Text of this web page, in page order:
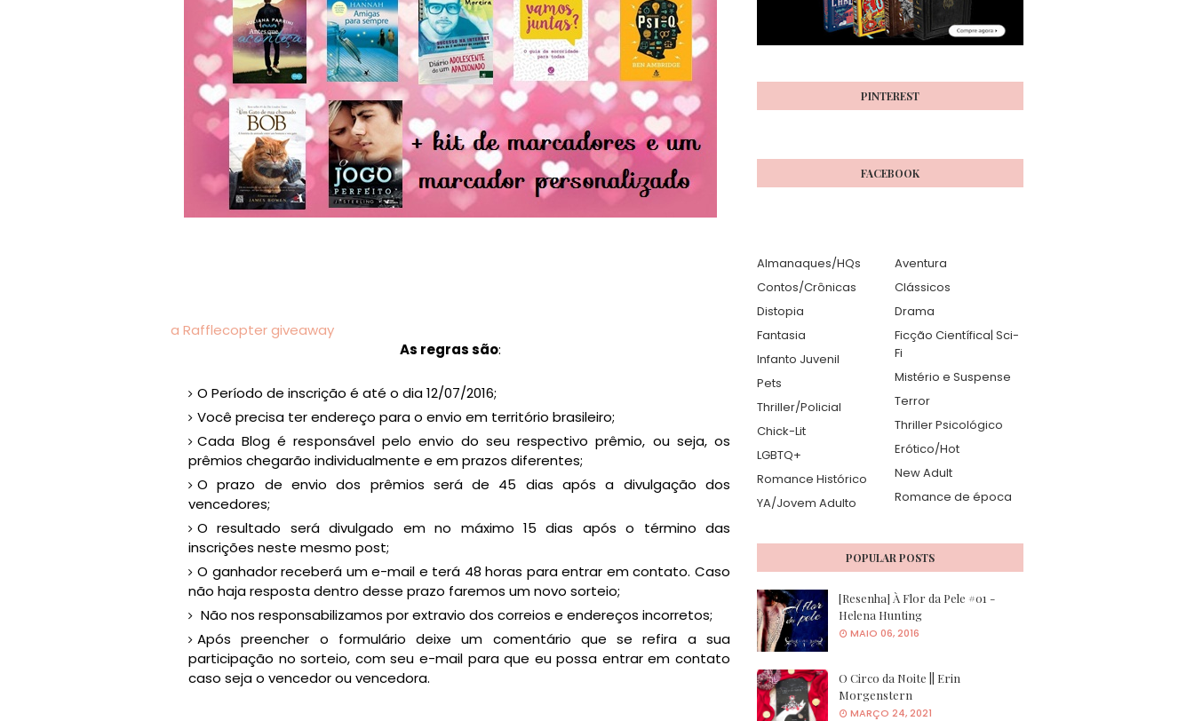
a Rafflecopter giveaway
As regras são:
O Período de inscrição é até o dia 12/07/2016;
Você precisa ter endereço para o envio em território brasileiro;
Cada Blog é responsável pelo envio do seu respectivo prêmio, ou seja, os
prêmios chegarão individualmente e em prazos diferentes;
O prazo de envio dos prêmios será de 45 dias após a divulgação dos
vencedores;
O resultado será divulgado em no máximo 15 dias após o término das
inscrições neste mesmo post;
O ganhador receberá um e-mail e terá 48 horas para entrar em contato. Caso
não haja resposta dentro desse prazo faremos um novo sorteio;
Não nos responsabilizamos por extravio dos correios e endereços incorretos;
Após preencher o formulário deixe um comentário que se refira a sua
participação no sorteio, com seu e-mail para que eu possa entrar em contato
caso seja o vencedor ou vencedora.
PINTEREST
FACEBOOK
Almanaques/HQs
Aventura
Contos/Crônicas
Clássicos
Distopia
Drama
Fantasia
Ficção Científica| Sci-
Fi
Infanto Juvenil
Mistério e Suspense
Pets
Terror
Thriller/Policial
Thriller Psicológico
Chick-Lit
Erótico/Hot
LGBTQ+
New Adult
Romance Histórico
Romance de época
YA/Jovem Adulto
POPULAR POSTS
[Resenha] À Flor da Pele #01 -
Helena Hunting
MAIO 06, 2016
O Circo da Noite || Erin
Morgenstern
MARÇO 24, 2021